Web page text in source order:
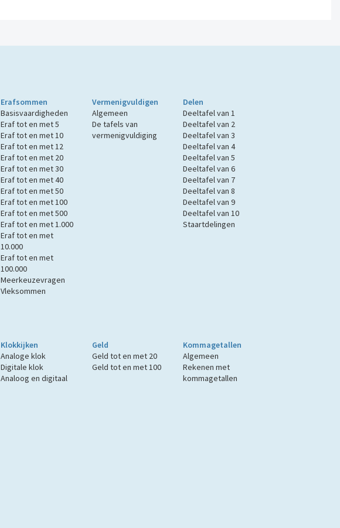
Erafsommen
Basisvaardigheden
Eraf tot en met 5
Eraf tot en met 10
Eraf tot en met 12
Eraf tot en met 20
Eraf tot en met 30
Eraf tot en met 40
Eraf tot en met 50
Eraf tot en met 100
Eraf tot en met 500
Eraf tot en met 1.000
Eraf tot en met
10.000
Eraf tot en met
100.000
Meerkeuzevragen
Vleksommen
Vermenigvuldigen
Algemeen
De tafels van
vermenigvuldiging
Delen
Deeltafel van 1
Deeltafel van 2
Deeltafel van 3
Deeltafel van 4
Deeltafel van 5
Deeltafel van 6
Deeltafel van 7
Deeltafel van 8
Deeltafel van 9
Deeltafel van 10
Staartdelingen
Klokkijken
Analoge klok
Digitale klok
Analoog en digitaal
Geld
Geld tot en met 20
Geld tot en met 100
Kommagetallen
Algemeen
Rekenen met
kommagetallen